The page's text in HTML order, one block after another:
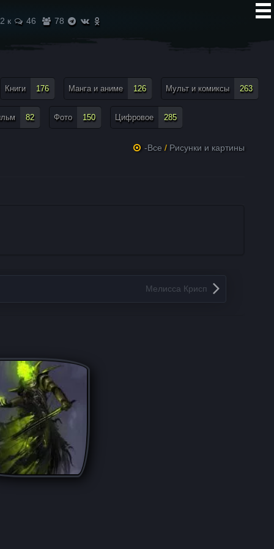
2 к 46 78
Книги 176 Манга и аниме 126 Мульт и комиксы 263
82 Фото 150 Цифровое 285
-Все / Рисунки и картины
Мелисса Крисп